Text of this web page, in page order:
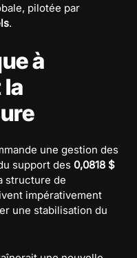
pilotée par
.
à
une gestion des
support des 0,0818 $
structure de
impérativement
une stabilisation du